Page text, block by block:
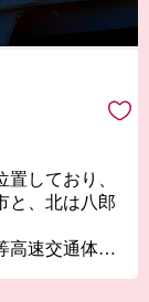
しており、
と、北は八郎
高速交通体系